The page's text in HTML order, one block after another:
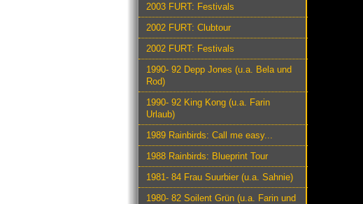
2003 FURT: Festivals
2002 FURT: Clubtour
2002 FURT: Festivals
1990- 92 Depp Jones (u.a. Bela und
Rod)
1990- 92 King Kong (u.a. Farin
Urlaub)
1989 Rainbirds: Call me easy...
1988 Rainbirds: Blueprint Tour
1981- 84 Frau Suurbier (u.a. Sahnie)
1980- 82 Soilent Grün (u.a. Farin und